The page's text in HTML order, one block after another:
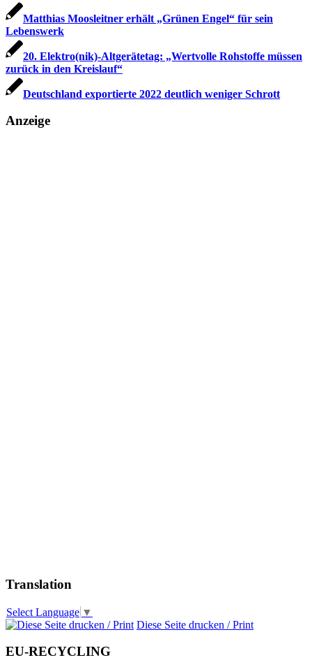
Matthias Moosleitner erhält „Grünen Engel“ für sein
Lebenswerk
20. Elektro(nik)-Altgerätetag: „Wertvolle Rohstoffe müssen
zurück in den Kreislauf“
Deutschland exportierte 2022 deutlich weniger Schrott
Anzeige
Translation
Select Language ▼
Diese Seite drucken / Print
EU-RECYCLING